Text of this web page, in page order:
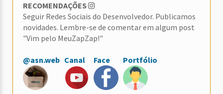
RECOMENDAÇÕES
Seguir Redes Sociais do Desenvolvedor. Publicamos
novidades. Lembre-se de comentar em algum post
"Vim pelo MeuZapZap!"
@asn.web Canal Face Portfólio